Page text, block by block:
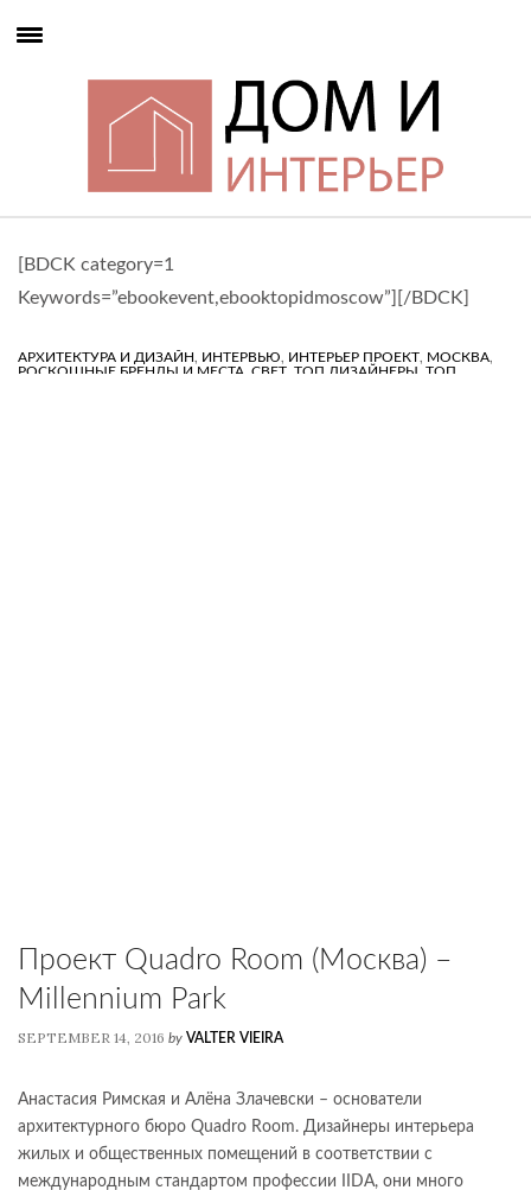
[BDCK category=1
Keywords=”ebookevent,ebooktopidmoscow”][/BDCK]
АРХИТЕКТУРА И ДИЗАЙН, ИНТЕРВЬЮ, ИНТЕРЬЕР ПРОЕКТ, МОСКВА,
РОСКОШНЫЕ БРЕНДЫ И МЕСТА СВЕТ ТОП ДИЗАЙНЕРЫ ТОП
Проект Quadro Room (Москва) –
Millennium Park
SEPTEMBER 14, 2016 by VALTER VIEIRA
Анастасия Римская и Алёна Злачевски – основатели
архитектурного бюро Quadro Room. Дизайнеры интерьера
жилых и общественных помещений в соответствии с
международным стандартом профессии IIDA, они много